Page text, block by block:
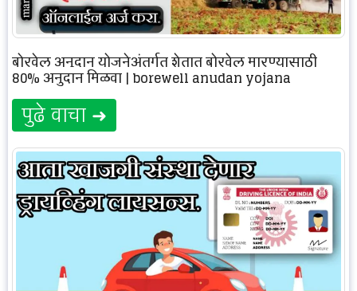
बोरवेल अनुदान योजनेअंतर्गत शेतात बोरवेल मारण्यासाठी
80% अनुदान मिळवा | borewell anudan yojana
पुढे वाचा ➜